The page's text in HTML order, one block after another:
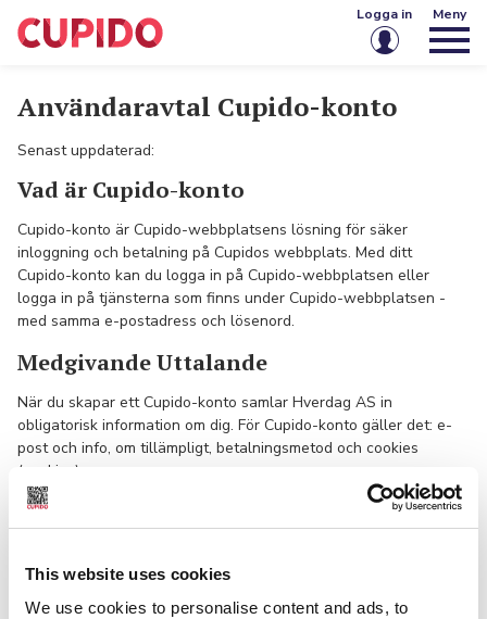
This website uses cookies
We use cookies to personalise content and ads, to
Logga in
Kom ihåg mig på den här enheten
Logga in
Meny
Användaravtal Cupido-konto
Senast uppdaterad:
Vad är Cupido-konto
Cupido-konto är Cupido-webbplatsens lösning för säker
inloggning och betalning på Cupidos webbplats. Med ditt
Cupido-konto kan du logga in på Cupido-webbplatsen eller
logga in på tjänsterna som finns under Cupido-webbplatsen -
med samma e-postadress och lösenord.
Medgivande Uttalande
När du skapar ett Cupido-konto samlar Hverdag AS in
obligatorisk information om dig. För Cupido-konto gäller det: e-
post och info, om tillämpligt, betalningsmetod och cookies
(cookies).
Du kan se vilka personuppgifter som är kopplade till dig under
"mitt konto" när du är inloggad.
Du har tillgång till rättelse och radering av information om dig